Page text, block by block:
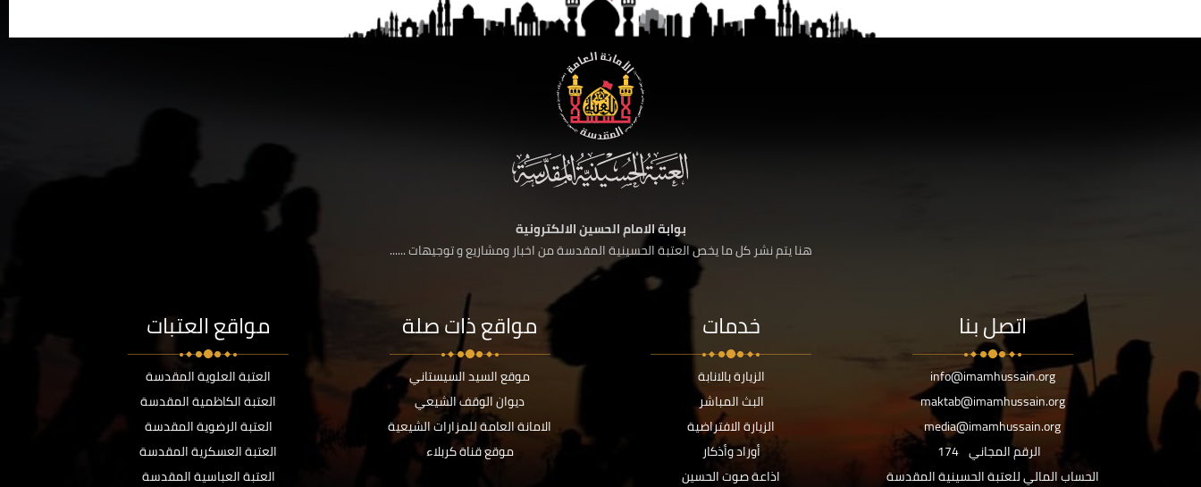
بوابة الامام الحسين الالكترونية
هنا يتم نشر كل ما يخص العتبة الحسينية المقدسة من اخبار ومشاريع و توجيهات ......
اتصل بنا
info@imamhussain.org
maktab@imamhussain.org
media@imamhussain.org
الرقم المجاني 174
الحساب المالي للعتبة الحسينية المقدسة
خدمات
الزيارة بالانابة
البث المباشر
الزيارة الافتراضية
أوراد وأذكار
اذاعة صوت الحسين
مواقع ذات صلة
موقع السيد السيستاني
ديوان الوقف الشيعي
الامانة العامة للمزارات الشيعية
موقع قناة كربلاء
مواقع العتبات
العتبة العلوية المقدسة
العتبة الكاظمية المقدسة
العتبة الرضوية المقدسة
العتبة العسكرية المقدسة
العتبة العباسية المقدسة